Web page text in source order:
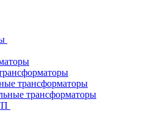
трансформаторы
трансформаторы